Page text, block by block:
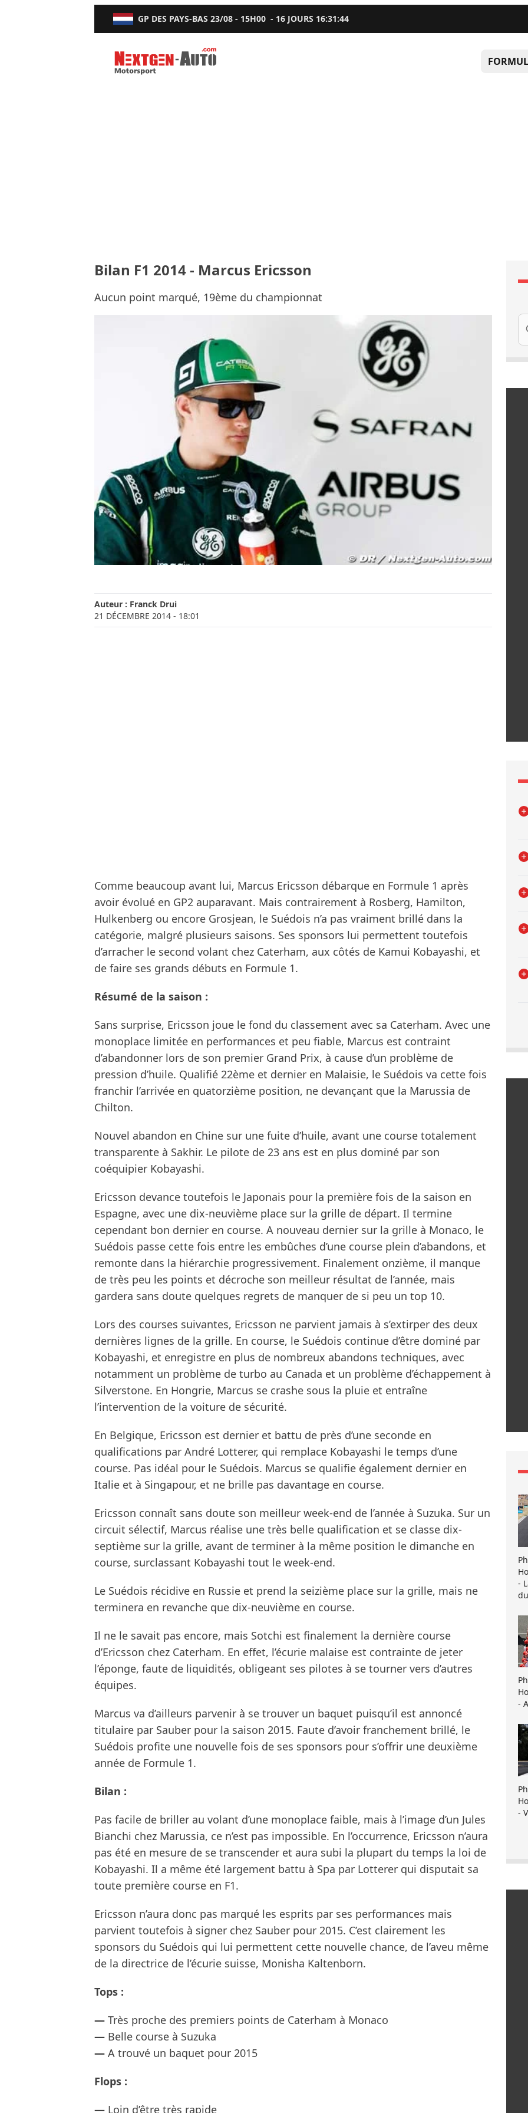
GP DES PAYS-BAS 23/08 - 15H00 - 16 JOURS 16:31:43
Nextgen-Auto.com
Bilan F1 2014 - Marcus Ericsson
Aucun point marqué, 19ème du championnat
Auteur : Franck Drui
21 DÉCEMBRE 2014 - 18:01
Comme beaucoup avant lui, Marcus Ericsson débarque en Formule 1 après
avoir évolué en GP2 auparavant. Mais contrairement à Rosberg, Hamilton,
Hulkenberg ou encore Grosjean, le Suédois n’a pas vraiment brillé dans la
catégorie, malgré plusieurs saisons. Ses sponsors lui permettent toutefois
d’arracher le second volant chez Caterham, aux côtés de Kamui Kobayashi, et
de faire ses grands débuts en Formule 1.
Résumé de la saison :
Sans surprise, Ericsson joue le fond du classement avec sa Caterham. Avec une
monoplace limitée en performances et peu fiable, Marcus est contraint
d’abandonner lors de son premier Grand Prix, à cause d’un problème de
pression d’huile. Qualifié 22ème et dernier en Malaisie, le Suédois va cette fois
franchir l’arrivée en quatorzième position, ne devançant que la Marussia de
Chilton.
Nouvel abandon en Chine sur une fuite d’huile, avant une course totalement
transparente à Sakhir. Le pilote de 23 ans est en plus dominé par son
coéquipier Kobayashi.
Ericsson devance toutefois le Japonais pour la première fois de la saison en
Espagne, avec une dix-neuvième place sur la grille de départ. Il termine
cependant bon dernier en course. A nouveau dernier sur la grille à Monaco, le
Suédois passe cette fois entre les embûches d’une course plein d’abandons, et
remonte dans la hiérarchie progressivement. Finalement onzième, il manque
de très peu les points et décroche son meilleur résultat de l’année, mais
gardera sans doute quelques regrets de manquer de si peu un top 10.
Lors des courses suivantes, Ericsson ne parvient jamais à s’extirper des deux
dernières lignes de la grille. En course, le Suédois continue d’être dominé par
Kobayashi, et enregistre en plus de nombreux abandons techniques, avec
notamment un problème de turbo au Canada et un problème d’échappement à
Silverstone. En Hongrie, Marcus se crashe sous la pluie et entraîne
l’intervention de la voiture de sécurité.
En Belgique, Ericsson est dernier et battu de près d’une seconde en
qualifications par André Lotterer, qui remplace Kobayashi le temps d’une
course. Pas idéal pour le Suédois. Marcus se qualifie également dernier en
Italie et à Singapour, et ne brille pas davantage en course.
Ericsson connaît sans doute son meilleur week-end de l’année à Suzuka. Sur un
circuit sélectif, Marcus réalise une très belle qualification et se classe dix-
septième sur la grille, avant de terminer à la même position le dimanche en
course, surclassant Kobayashi tout le week-end.
Le Suédois récidive en Russie et prend la seizième place sur la grille, mais ne
terminera en revanche que dix-neuvième en course.
Il ne le savait pas encore, mais Sotchi est finalement la dernière course
d’Ericsson chez Caterham. En effet, l’écurie malaise est contrainte de jeter
l’éponge, faute de liquidités, obligeant ses pilotes à se tourner vers d’autres
équipes.
Marcus va d’ailleurs parvenir à se trouver un baquet puisqu’il est annoncé
titulaire par Sauber pour la saison 2015. Faute d’avoir franchement brillé, le
Suédois profite une nouvelle fois de ses sponsors pour s’offrir une deuxième
année de Formule 1.
Bilan :
Pas facile de briller au volant d’une monoplace faible, mais à l’image d’un Jules
Bianchi chez Marussia, ce n’est pas impossible. En l’occurrence, Ericsson n’aura
pas été en mesure de se transcender et aura subi la plupart du temps la loi de
Kobayashi. Il a même été largement battu à Spa par Lotterer qui disputait sa
toute première course en F1.
Ericsson n’aura donc pas marqué les esprits par ses performances mais
parvient toutefois à signer chez Sauber pour 2015. C’est clairement les
sponsors du Suédois qui lui permettent cette nouvelle chance, de l’aveu même
de la directrice de l’écurie suisse, Monisha Kaltenborn.
Tops :
— Très proche des premiers points de Caterham à Monaco
— Belle course à Suzuka
— A trouvé un baquet pour 2015
Flops :
— Loin d’être très rapide
-
-
-